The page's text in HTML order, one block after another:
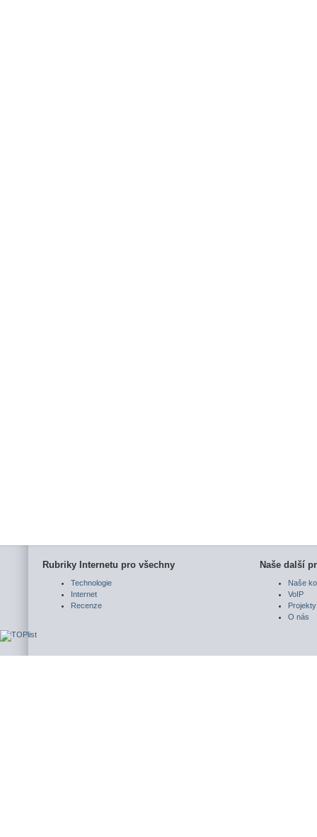
Rubriky Internetu pro všechny
Technologie
Internet
Recenze
Naše další
Naše
VoIP
Projekty
O nás